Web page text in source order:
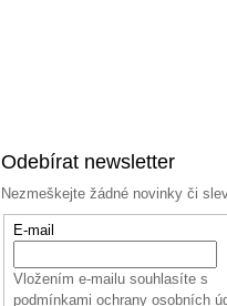
Odebírat newsletter
Nezmeškejte žádné novinky či
E-mail
Vložením e-mailu souhlasíte s
podmínkami ochrany osobních